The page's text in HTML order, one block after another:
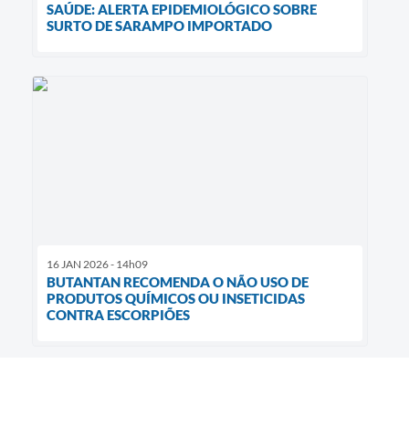
SAÚDE: ALERTA EPIDEMIOLÓGICO SOBRE
SURTO DE SARAMPO IMPORTADO
16 JAN 2026 - 14h09
BUTANTAN RECOMENDA O NÃO USO DE
PRODUTOS QUÍMICOS OU INSETICIDAS
CONTRA ESCORPIÕES